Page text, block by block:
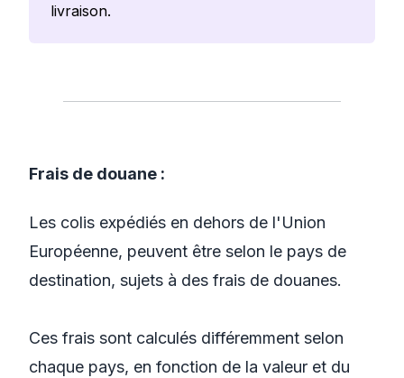
livraison.
Frais de douane :
Les colis expédiés en dehors de l'Union
Européenne, peuvent être selon le pays de
destination, sujets à des frais de douanes.
Ces frais sont calculés différemment selon
chaque pays, en fonction de la valeur et du